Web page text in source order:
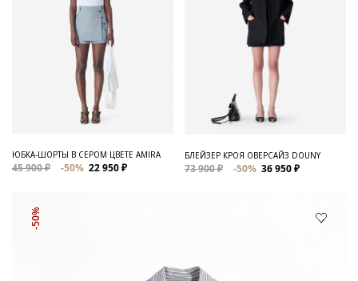
ЮБКА-ШОРТЫ В СЕРОМ ЦВЕТЕ AMIRA
45 900 ₽ -50% 22 950 ₽
БЛЕЙЗЕР КРОЯ ОВЕРСАЙЗ DOUNY
73 900 ₽ -50% 36 950 ₽
-50%